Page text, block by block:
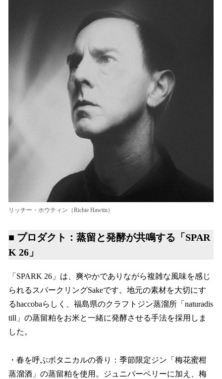
リッチー・ホウティン（Richie Hawtin）
■ プロダクト：蒸留と発酵が共鳴する「SPAR
K 26」
「SPARK 26」は、爽やかでありながら複雑な風味を感じ
られるスパークリングSakeです。地元の素材を大切にす
るhaccobaらしく、福島県のクラフトジン蒸溜所「naturadis
till」の蒸留粕をお米と一緒に発酵させる手法を採用しま
した。
・春を呼ぶボタニカルの香り：季節限定ジン「梅花蜜柑
蒸溜酒」の蒸留粕を使用。ジュニパーベリーに加え、梅